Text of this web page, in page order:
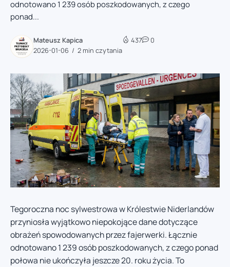
odnotowano 1 239 osób poszkodowanych, z czego
ponad...
Mateusz Kapica
2026-01-06
2 min czytania
437 0
Tegoroczna noc sylwestrowa w Królestwie Niderlandów
przyniosła wyjątkowo niepokojące dane dotyczące
obrażeń spowodowanych przez fajerwerki. Łącznie
odnotowano 1 239 osób poszkodowanych, z czego ponad
połowa nie ukończyła jeszcze 20. roku życia. To